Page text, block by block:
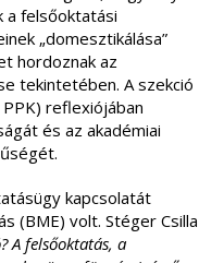
a felsőoktatási
„domesztikálása”
hordoznak az
tekintetében. A szekció
reflexiójában
és az akadémiai
kapcsolatát
(BME) volt. Stéger Csilla
A felsőoktatás, a